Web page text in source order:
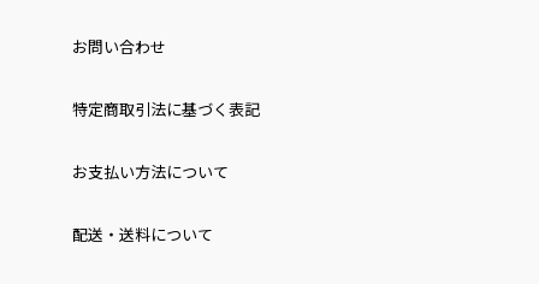
お問い合わせ
特定商取引法に基づく表記
お⽀払い⽅法について
配送・送料について